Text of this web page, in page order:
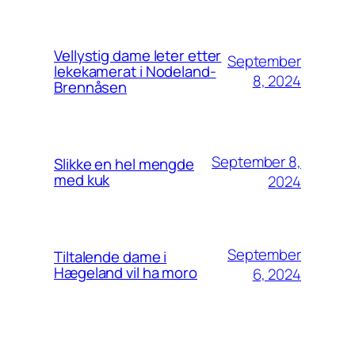
Vellystig dame leter etter
lekekamerat i Nodeland-
Brennåsen
September
8, 2024
Slikke en hel mengde
med kuk
September 8,
2024
Tiltalende dame i
Hægeland vil ha moro
September
6, 2024